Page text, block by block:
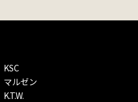
KSC
マルゼン
K.T.W.